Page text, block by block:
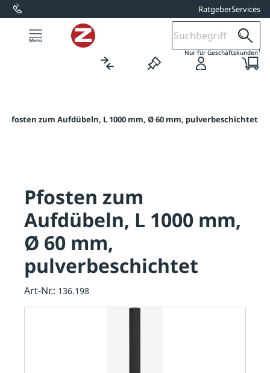
springen RatgeberServices
Nur für Geschäftskunden1
Pfosten zum Aufdübeln, L 1000 mm, Ø 60 mm, pulverbeschichtet
Pfosten zum
Aufdübeln, L 1000 mm,
Ø 60 mm,
pulverbeschichtet
Art-Nr.: 136.198